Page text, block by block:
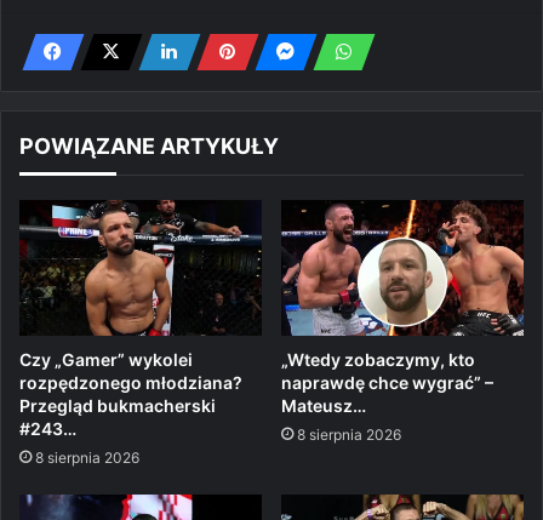
POWIĄZANE ARTYKUŁY
Czy „Gamer” wykolei
rozpędzonego młodziana?
Przegląd bukmacherski
#243…
8 sierpnia 2026
„Wtedy zobaczymy, kto
naprawdę chce wygrać” –
Mateusz…
8 sierpnia 2026